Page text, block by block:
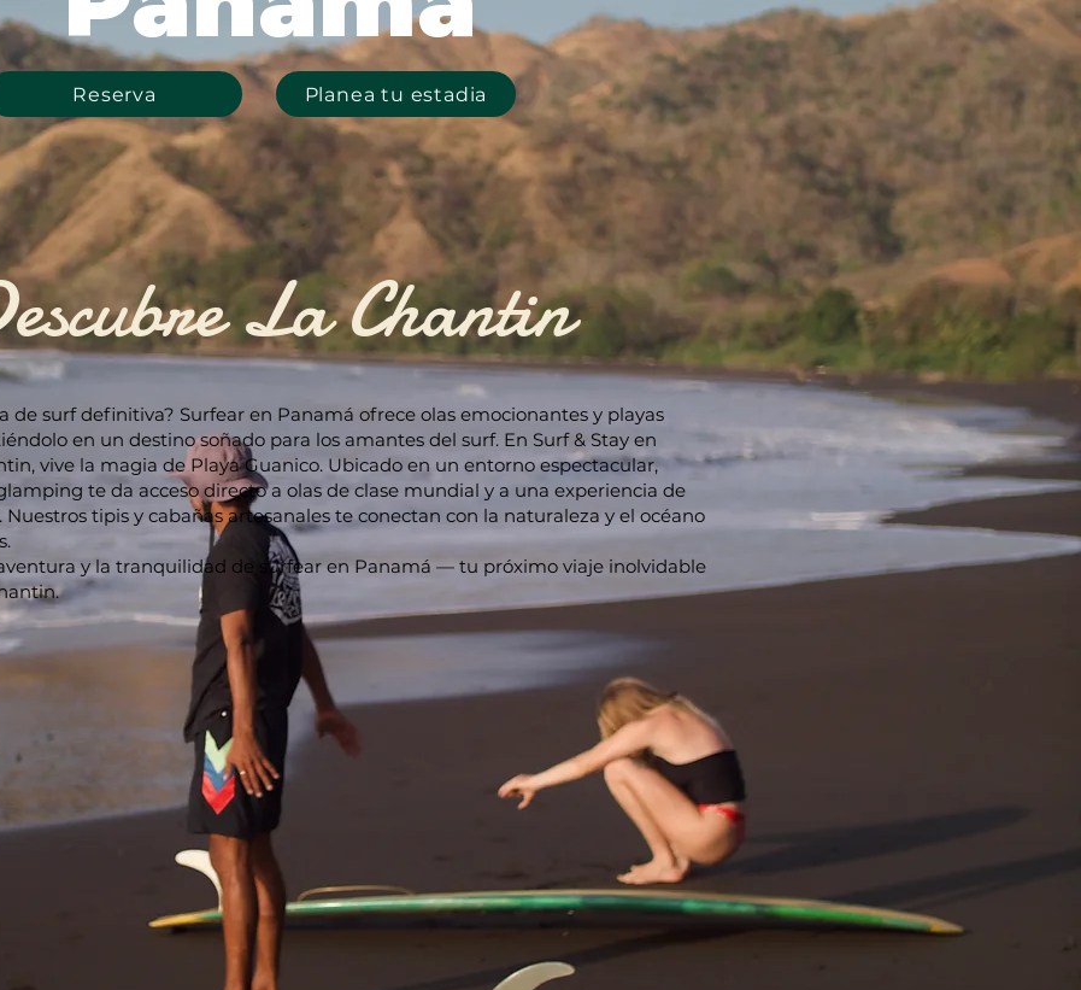
Reserva Planea tu estadia
La Chantin
de surf definitiva? Surfear en Panamá ofrece olas emocionantes y playas
en un destino soñado para los amantes del surf. En Surf & Stay en
vive la magia de Playa Guanico. Ubicado en un entorno espectacular,
te da acceso directo a olas de clase mundial y a una experiencia de
tipis y cabañas artesanales te conectan con la naturaleza y el océano
y la tranquilidad de surfear en Panamá — tu próximo viaje inolvidable